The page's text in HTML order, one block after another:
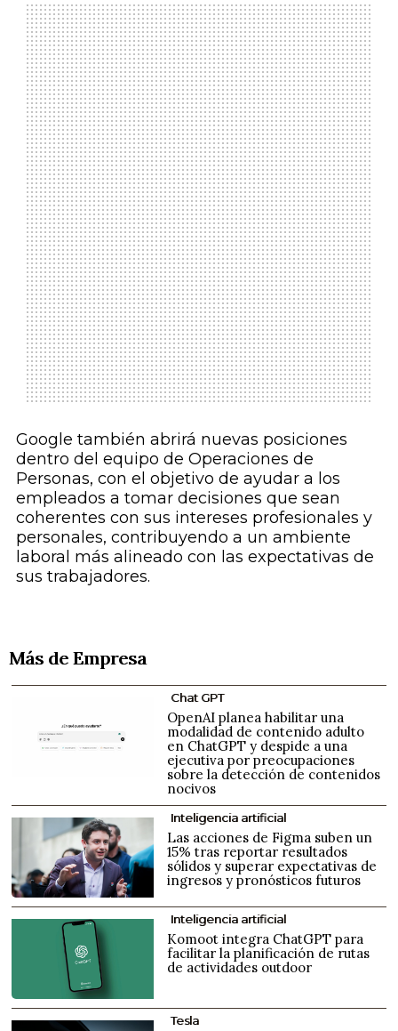
Google también abrirá nuevas posiciones
dentro del equipo de Operaciones de
Personas, con el objetivo de ayudar a los
empleados a tomar decisiones que sean
coherentes con sus intereses profesionales y
personales, contribuyendo a un ambiente
laboral más alineado con las expectativas de
sus trabajadores.
Más de Empresa
Chat GPT
OpenAI planea habilitar una
modalidad de contenido adulto
en ChatGPT y despide a una
ejecutiva por preocupaciones
sobre la detección de contenidos
nocivos
Inteligencia artificial
Las acciones de Figma suben un
15% tras reportar resultados
sólidos y superar expectativas de
ingresos y pronósticos futuros
Inteligencia artificial
Komoot integra ChatGPT para
facilitar la planificación de rutas
de actividades outdoor
Tesla